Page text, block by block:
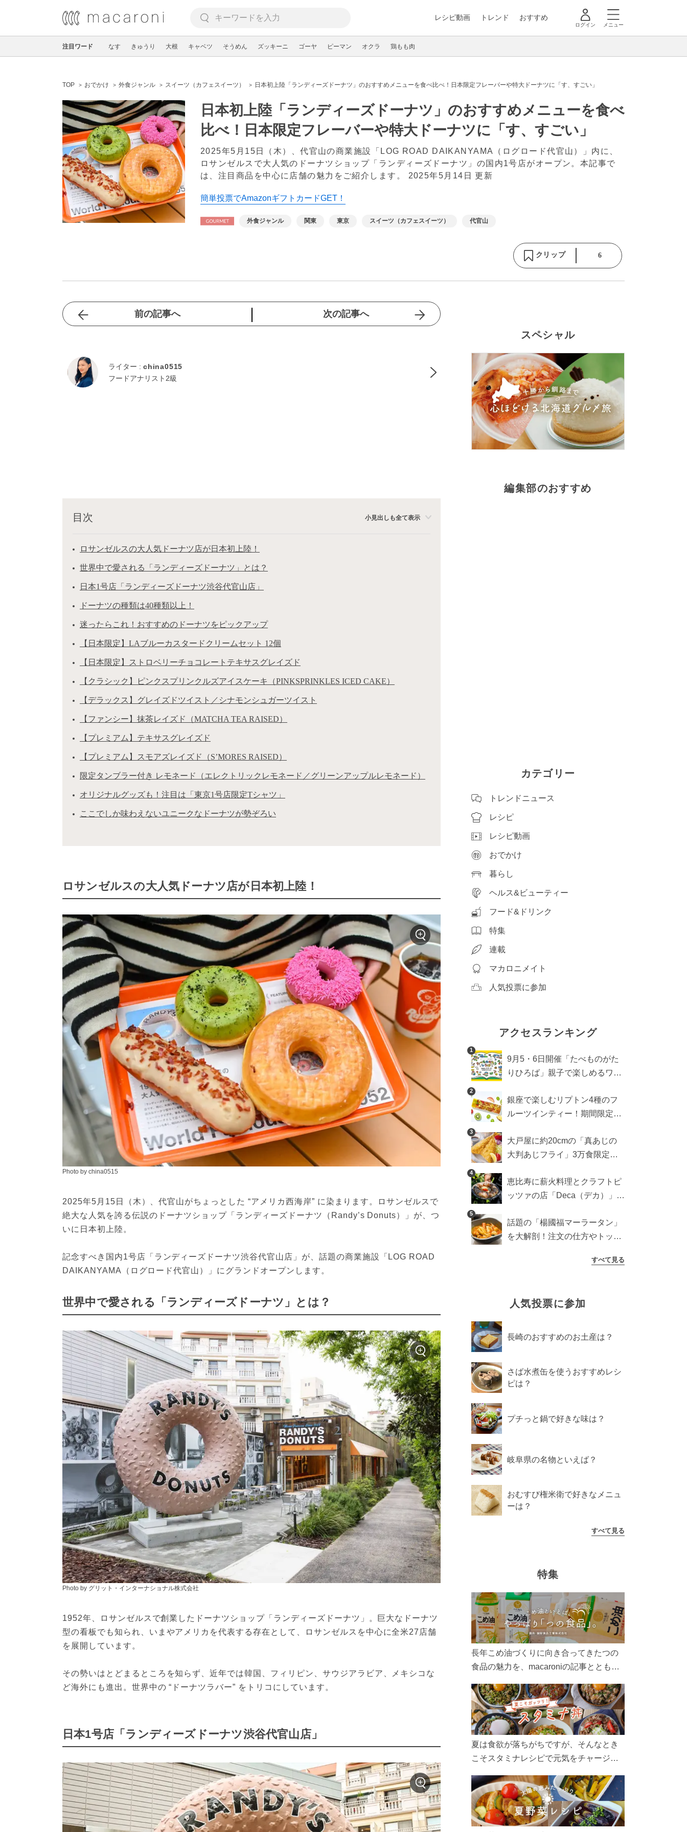
レシピ動画 トレンド おすすめ
ログイン メニュー
注目ワード なす きゅうり 大根 キャベツ そうめん ズッキーニ ゴーヤ ピーマン オクラ 鶏もも肉
TOP おでかけ 外食ジャンル スイーツ（カフェスイーツ） 日本初上陸「ランディーズドーナツ」のおすすめメニューを食べ比べ！日本限定フレーバーや特大ドーナツに「す、すごい」
日本初上陸「ランディーズドーナツ」のおすすめメニューを食べ
比べ！日本限定フレーバーや特大ドーナツに「す、すごい」
2025年5月15日（木）、代官山の商業施設「LOG ROAD DAIKANYAMA（ログロード代官山）」内に、
ロサンゼルスで大人気のドーナツショップ「ランディーズドーナツ」の国内1号店がオープン。本記事で
は、注目商品を中心に店舗の魅力をご紹介します。 2025年5月14日 更新
簡単投票でAmazonギフトカードGET！
外食ジャンル 関東 東京 スイーツ（カフェスイーツ） 代官山
クリップ 6
前の記事へ 次の記事へ
ライター : china0515
フードアナリスト2級
目次 小見出しも全て表示
ロサンゼルスの大人気ドーナツ店が日本初上陸！
世界中で愛される「ランディーズドーナツ」とは？
日本1号店「ランディーズドーナツ渋谷代官山店」
ドーナツの種類は40種類以上！
迷ったらこれ！おすすめのドーナツをピックアップ
【日本限定】LAブルーカスタードクリームセット 12個
【日本限定】ストロベリーチョコレートテキサスグレイズド
【クラシック】ピンクスプリンクルズアイスケーキ（PINKSPRINKLES ICED CAKE）
【デラックス】グレイズドツイスト／シナモンシュガーツイスト
【ファンシー】抹茶レイズド（MATCHA TEA RAISED）
【プレミアム】テキサスグレイズド
【プレミアム】スモアズレイズド（S’MORES RAISED）
限定タンブラー付き レモネード（エレクトリックレモネード／グリーンアップルレモネード）
オリジナルグッズも！注目は「東京1号店限定Tシャツ」
ここでしか味わえないユニークなドーナツが勢ぞろい
ロサンゼルスの大人気ドーナツ店が日本初上陸！
Photo by china0515
2025年5月15日（木）、代官山がちょっとした “アメリカ西海岸” に染まります。ロサンゼルスで
絶大な人気を誇る伝説のドーナツショップ「ランディーズドーナツ（Randy’s Donuts）」が、つ
いに日本初上陸。
記念すべき国内1号店「ランディーズドーナツ渋谷代官山店」が、話題の商業施設「LOG ROAD
DAIKANYAMA（ログロード代官山）」にグランドオープンします。
世界中で愛される「ランディーズドーナツ」とは？
Photo by グリット・インターナショナル株式会社
1952年、ロサンゼルスで創業したドーナツショップ「ランディーズドーナツ」。巨大なドーナツ
型の看板でも知られ、いまやアメリカを代表する存在として、ロサンゼルスを中心に全米27店舗
を展開しています。
その勢いはとどまるところを知らず、近年では韓国、フィリピン、サウジアラビア、メキシコな
ど海外にも進出。世界中の “ドーナツラバー” をトリコにしています。
日本1号店「ランディーズドーナツ渋谷代官山店」
スペシャル
編集部のおすすめ
カテゴリー
トレンドニュース
レシピ
レシピ動画
おでかけ
暮らし
ヘルス&ビューティー
フード&ドリンク
特集
連載
マカロニメイト
人気投票に参加
アクセスランキング
1
9月5・6日開催「たべものがた
りひろば」親子で楽しめるワー
ーなどをご紹介
2
銀座で楽しむリプトン4種のフ
ルーツインティー！期間限定キ
3
大戸屋に約20cmの「真あじの
大判あじフライ」3万食限定で
メニュー
4
恵比寿に薪火料理とクラフトピ
ッツァの店「Deca（デカ）」が
ストラン
5
話題の「楊國福マーラータン」
を大解剖！注文の仕方やトッピ
すべて見る
人気投票に参加
長崎のおすすめのお土産は？
さば水煮缶を使うおすすめレシ
ピは？
プチっと鍋で好きな味は？
岐阜県の名物といえば？
おむすび権米衛で好きなメニュ
ーは？
すべて見る
特集
長年こめ油づくりに向き合ってきたつの
食品の魅力を、macaroniの記事とともに
ん、製造現場や品質へのこだわりまで。
こめ油をもっと好きになるコンテンツを
ぜひお楽しみください。
夏は食欲が落ちがちですが、そんなとき
こそスタミナレシピで元気をチャージ！
リ食べて、夏バテを吹き飛ばしましょ
う！